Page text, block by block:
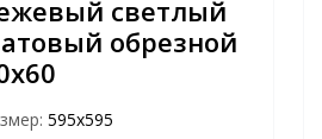
светлый
обрезной
595х595